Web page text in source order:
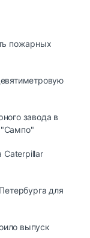
пожарных
завода в
"Сампо"
Caterpillar
для
выпуск